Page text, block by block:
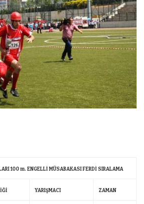
100 m. ENGELLİ MÜSABAKASI FERDİ SIRALAMA
YARIŞMACI ZAMAN